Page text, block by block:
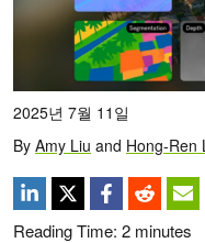
2025년 7월 11일
By Amy Liu and Hong-Ren
Reading Time: 2 minutes